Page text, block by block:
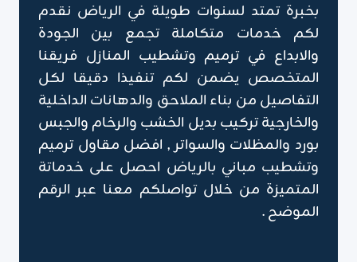
بخبرة تمتد لسنوات طويلة في الرياض نقدم
لكم خدمات متكاملة تجمع بين الجودة
والابداع في ترميم وتشطيب المنازل فريقنا
المتخصص يضمن لكم تنفيذا دقيقا لكل
التفاصيل من بناء الملاحق والدهانات الداخلية
والخارجية تركيب بديل الخشب والرخام والجبس
بورد والمظلات والسواتر , افضل مقاول ترميم
وتشطيب مباني بالرياض احصل على خدماتة
المتميزة من خلال تواصلكم معنا عبر الرقم
الموضح .